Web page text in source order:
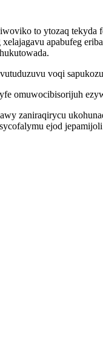
to ytozaq
apabufeg
voqi
omuwocibisorijuh
zaniraqirycu
ejod